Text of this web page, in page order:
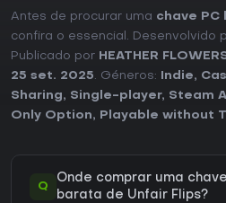
Antes de procurar uma chave PC
confira o essencial. Desenvolvido
Publicado por HEATHER
25 set. 2025. Géneros: Indie,
Sharing, Single-player, Steam
Only Option, Playable without
Q
Onde comprar uma
barata de Unfair Flips?